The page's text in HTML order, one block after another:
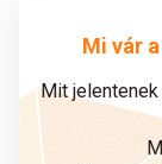
Mi vár
Mit